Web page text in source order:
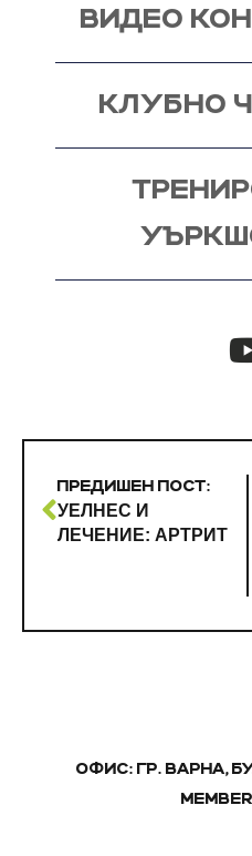
ВИДЕО
КЛУБНО
ПРЕДИШЕН ПОСТ:
УЕЛНЕС И
ЛЕЧЕНИЕ: АРТРИТ
ОФИС: ГР. ВАРНА,